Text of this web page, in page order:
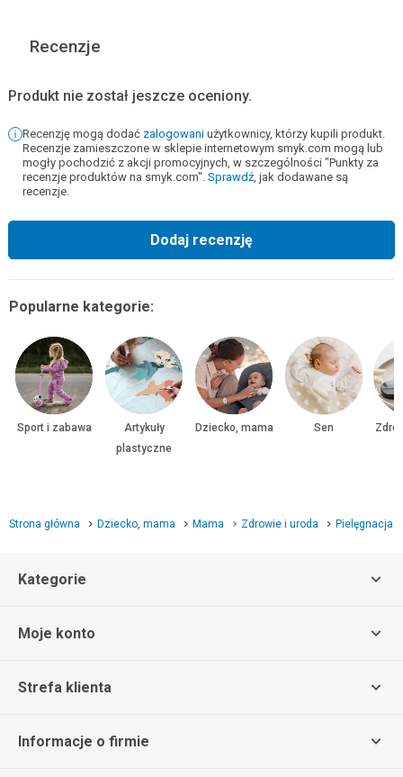
Recenzje
Produkt nie został jeszcze oceniony.
Recenzję mogą dodać zalogowani użytkownicy, którzy kupili produkt.
Recenzje zamieszczone w sklepie internetowym smyk.com mogą lub
mogły pochodzić z akcji promocyjnych, w szczególności "Punkty za
recenzje produktów na smyk.com". Sprawdź, jak dodawane są
recenzje.
Dodaj recenzję
Popularne kategorie:
Sport i zabawa
Artykuły
plastyczne
Dziecko, mama Sen
Strona główna Dziecko, mama Mama Zdrowie i uroda Pielęgnacja
Kategorie
Moje konto
Strefa klienta
Informacje o firmie